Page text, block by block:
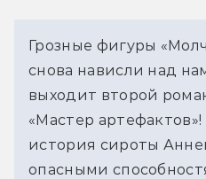
Грозные фигуры
снова нависли над
выходит второй
«Мастер
история сироты
опасными